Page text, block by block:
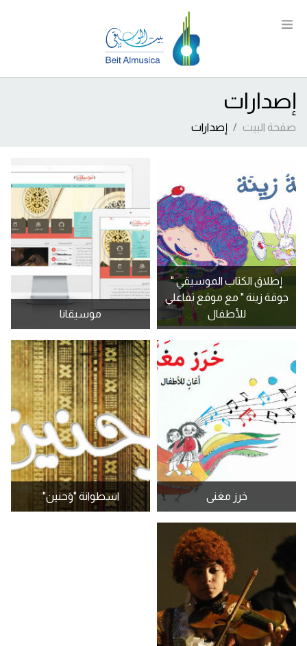
إصدارات
صفحة البيت إصدارات
إطلاق الكتاب الموسيقي "
جوقة زينة " مع موقع تفاعلي
للأطفال
موسيقانا
خرز مغنى اسطوانة "وَحنين"